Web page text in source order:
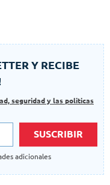
Y RECIBE
seguridad y las politicas
SUSCRIBIR
adicionales